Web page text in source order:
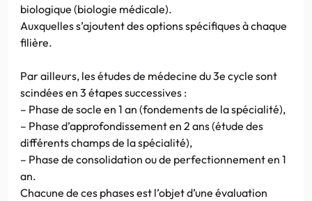
biologique (biologie médicale).
Auxquelles s’ajoutent des options spécifiques à chaque
filière.
Par ailleurs, les études de médecine du 3e cycle sont
scindées en 3 étapes successives :
– Phase de socle en 1 an (fondements de la spécialité),
– Phase d’approfondissement en 2 ans (étude des
différents champs de la spécialité),
– Phase de consolidation ou de perfectionnement en 1
an.
Chacune de ces phases est l’objet d’une évaluation